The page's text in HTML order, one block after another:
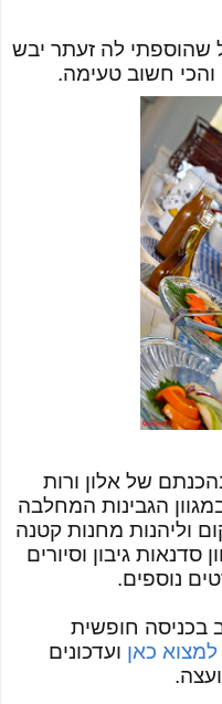
שהוספתי לה זעתר יבש
חשוב טעימה.
של אלון ורות
הגבינות המחלבה
וליהנות מחנות קטנה
סדנאות גיבון וסיורים
נוספים.
בכניסה חופשית
למצוא כאן ועדכונים